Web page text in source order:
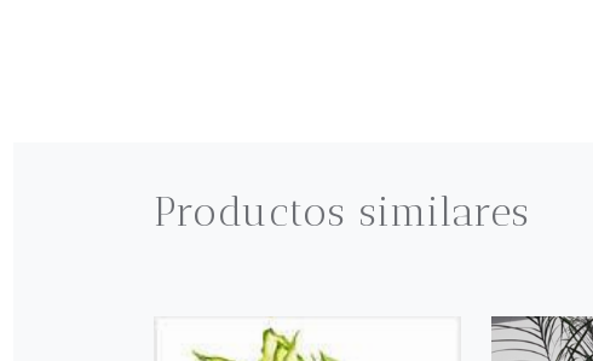
Productos similares